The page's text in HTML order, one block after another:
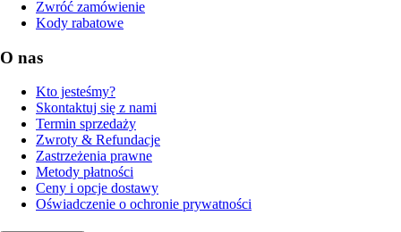
Zwróć zamówienie
Kody rabatowe
O nas
Kto jesteśmy?
Skontaktuj się z nami
Termin sprzedaży
Zwroty & Refundacje
Zastrzeżenia prawne
Metody płatności
Ceny i opcje dostawy
Oświadczenie o ochronie prywatności